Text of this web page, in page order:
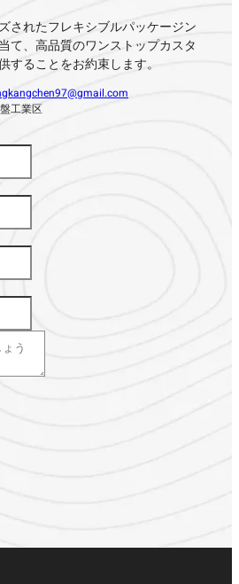
されたフレキシブルパッケージン
て、高品質のワンストップカスタ
することをお約束します。
工業区